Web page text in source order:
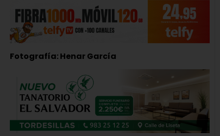
Fotografía: Henar García